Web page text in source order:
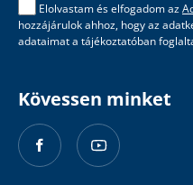
Elolvastam és elfogadom az
hozzájárulok ahhoz, hogy az
adataimat a tájékoztatóban
Kövessen minket